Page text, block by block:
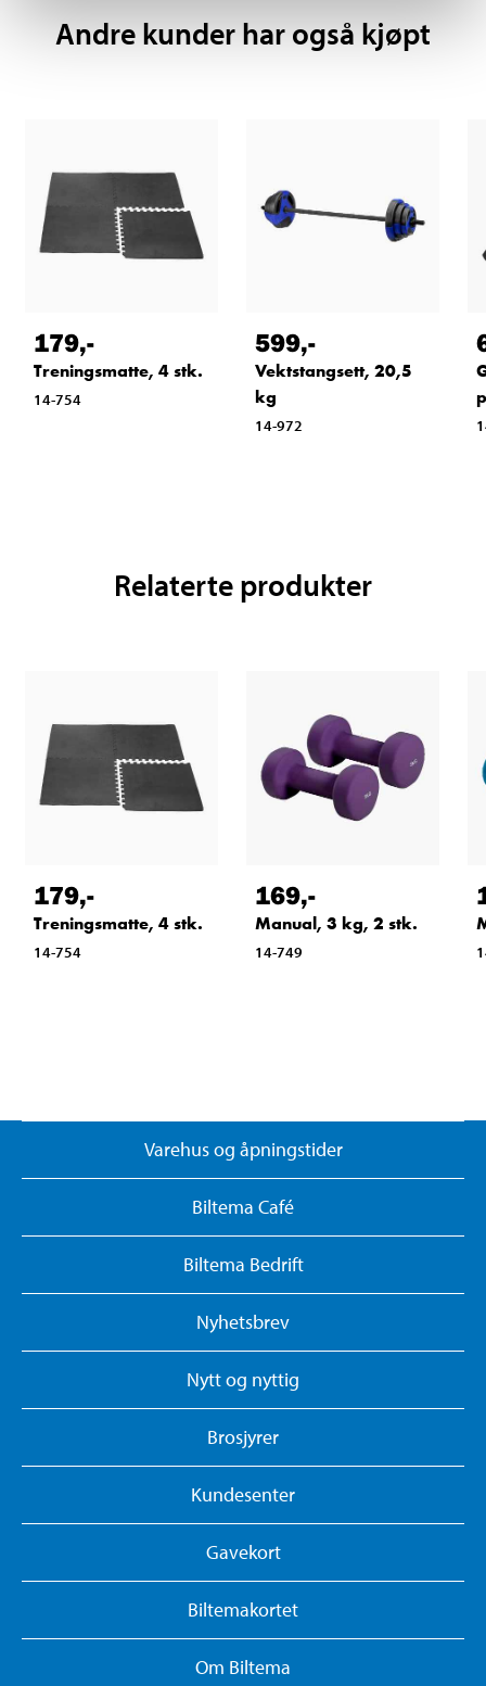
Andre kunder har også kjøpt
179,-
Treningsmatte, 4 stk.
14-754
599,-
Vektstangsett, 20,5
kg
14-972
Relaterte produkter
179,-
Treningsmatte, 4 stk.
14-754
169,-
Manual, 3 kg, 2 stk.
14-749
Varehus og åpningstider
Biltema Café
Biltema Bedrift
Nyhetsbrev
Nytt og nyttig
Brosjyrer
Kundesenter
Gavekort
Biltemakortet
Om Biltema